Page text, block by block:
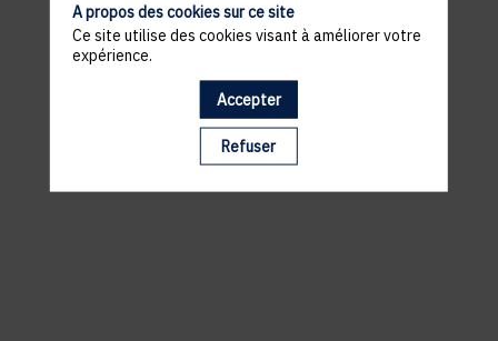
Il manque du contenu : rafraichissez votre navigateur
A propos des cookies sur ce site
Ce site utilise des cookies visant à améliorer votre
expérience.
Accepter
Refuser